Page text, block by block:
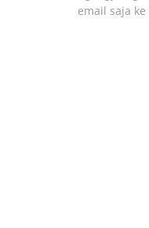
email saja ke